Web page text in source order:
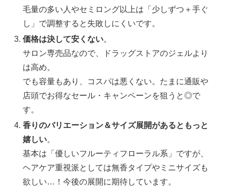
毛量の多い人やセミロング以上は「少しずつ＋手ぐ
し」で調整すると失敗しにくいです。
価格は決して安くない。
サロン専売品なので、ドラッグストアのジェルより
は高め。
でも容量もあり、コスパは悪くない。たまに通販や
店頭でお得なセール・キャンペーンを狙うと◎で
す。
香りのバリエーション＆サイズ展開があるともっと
嬉しい。
基本は「優しいフルーティフローラル系」ですが、
ヘアケア重視派としては無香タイプやミニサイズも
欲しい…！今後の展開に期待しています。